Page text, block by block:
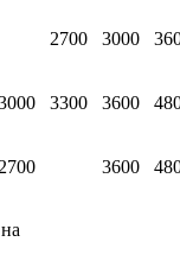
2700 3000
3300 3600
2700 3600